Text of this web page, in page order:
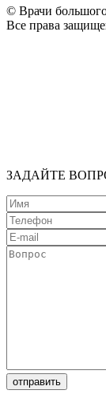
© Врачи
Все права
ЗАДАЙТЕ
отправить